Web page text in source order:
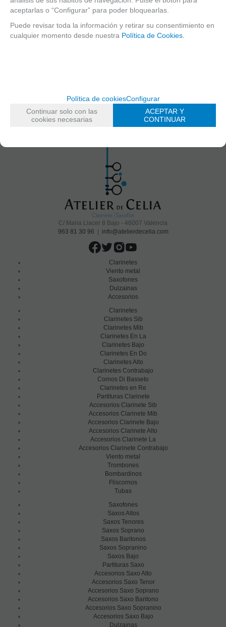
exclusivas
C/ Maria Llacer 8 Bajo - 46007 Valencia
963 81 30 96 | info@atelierdecelia.com
Clarinetes
Viento metal
Saxofones
Dulzainas
Accesorios
Clarinetes
Clarinetes Sib
Clarinetes Mib
Clarinetes En La
Clarinetes Bajo
Clarinetes En Do
Clarinetes Alto
Clarinetes Contrabajo
Cornos Di Basseto
Clarinetes en Re
Partituras Clarinete
Accesorios Clarinete Sib
Accesorios Clarinete Mib
Accesorios Clarinete Bajo
Accesorios Clarinete Alto
Accesorios Clarinete La
Accesorios Clarinete Contrabajo
Viento metal
Trombones
Bombardinos
Fliscornos
Tubas
Saxofones
Saxos Altos
Saxos Tenores
Saxos Soprano
Saxos Baritonos
Saxos Sopranino
Saxos Bajo
Partituras Saxo
Accesorios Saxo Alto
Accesorios Saxo Tenor
Accesorios Saxo Soprano
Accesorios Saxo Baritono
Accesorios Saxo Sopranino
Accesorios Saxo Bajo
Dulzainas
aceptarlas o “Configurar” para poder bloquearlas.
Puede revisar toda la información y retirar su consentimiento en
cualquier momento desde nuestra Política de Cookies.
Política de cookiesConfigurar
Continuar solo con las
cookies necesarias
ACEPTAR Y
CONTINUAR